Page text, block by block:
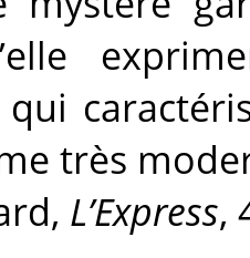
très
L’Express,